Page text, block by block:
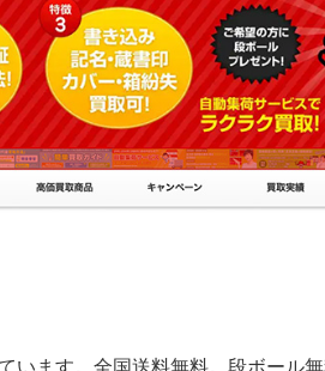
います。全国送料無料。段ボール